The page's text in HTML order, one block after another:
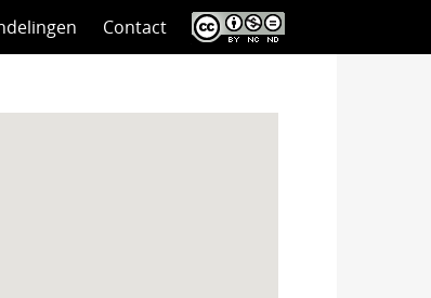
Contact